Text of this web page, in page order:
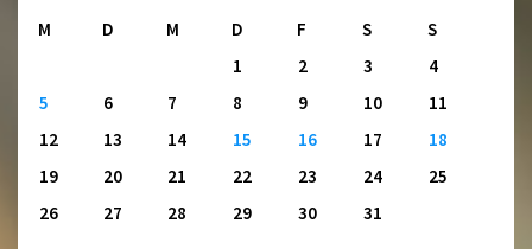
M
D M D F S
S
1
2 3
4
5
6 7 8 9 10
11
12
13 14 15 16 17
18
19
20 21 22 23 24
25
26
27 28 29 30 31